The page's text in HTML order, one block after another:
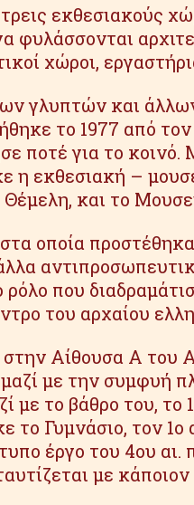
εκθεσιακούς
φυλάσσονται
χώροι,
γλυπτών και
το 1977 από
ποτέ για το
η εκθεσιακή –
και το
οποία
ρόλο που
του αρχαίου
Αίθουσα Α του
μαζί με την
με το βάθρο του, το
Γυμνάσιο, τον
έργο του 4ου
με